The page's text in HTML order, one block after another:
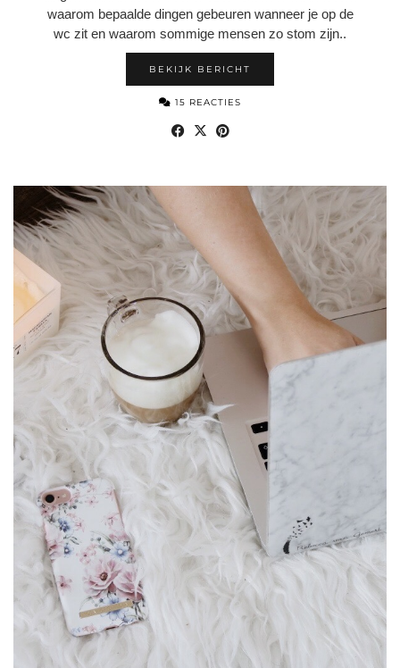
waarom bepaalde dingen gebeuren wanneer je op de
wc zit en waarom sommige mensen zo stom zijn..
BEKIJK BERICHT
15 REACTIES